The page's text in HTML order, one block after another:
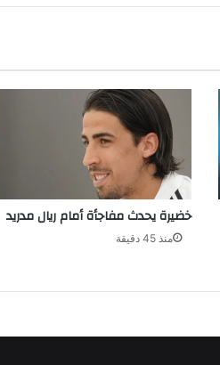
خضيرة يحدث مفاجأة أمام ريال مدريد
منذ 45 دقيقة